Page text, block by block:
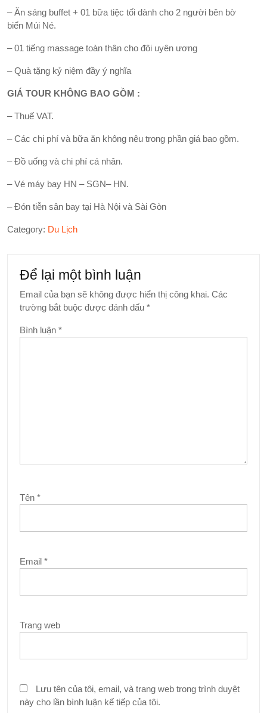
– Ăn sáng buffet + 01 bữa tiệc tối dành cho 2 người bên bờ
biển Múi Né.
– 01 tiếng massage toàn thân cho đôi uyên ương
– Quà tặng kỷ niệm đầy ý nghĩa
GIÁ TOUR KHÔNG BAO GỒM :
– Thuế VAT.
– Các chi phí và bữa ăn không nêu trong phần giá bao gồm.
– Đồ uống và chi phí cá nhân.
– Vé máy bay HN – SGN– HN.
– Đón tiễn sân bay tại Hà Nội và Sài Gòn
Category: Du Lịch
Để lại một bình luận
Email của bạn sẽ không được hiển thị công khai. Các
trường bắt buộc được đánh dấu *
Bình luận *
Tên *
Email *
Trang web
Lưu tên của tôi, email, và trang web trong trình duyệt
này cho lần bình luận kế tiếp của tôi.